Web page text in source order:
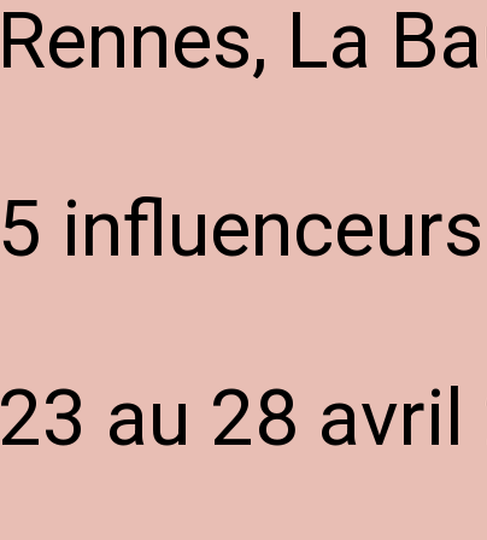
Rennes, La
5
23 au 28 avril